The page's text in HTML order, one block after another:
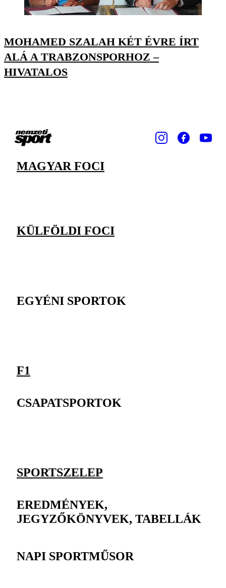
MOHAMED SZALAH KÉT ÉVRE ÍRT
ALÁ A TRABZONSPORHOZ –
HIVATALOS
MAGYAR FOCI
KÜLFÖLDI FOCI
EGYÉNI SPORTOK
F1
CSAPATSPORTOK
SPORTSZELEP
EREDMÉNYEK,
JEGYZŐKÖNYVEK, TABELLÁK
NAPI SPORTMŰSOR